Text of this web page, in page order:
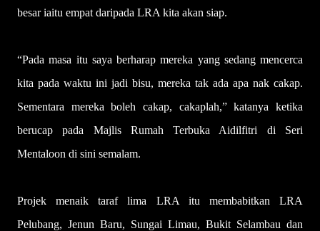
besar iaitu empat daripada LRA kita akan siap.
“Pada masa itu saya berharap mereka yang sedang mencerca
kita pada waktu ini jadi bisu, mereka tak ada apa nak cakap.
Sementara mereka boleh cakap, cakaplah,” katanya ketika
berucap pada Majlis Rumah Terbuka Aidilfitri di Seri
Mentaloon di sini semalam.
Projek menaik taraf lima LRA itu membabitkan LRA
Pelubang, Jenun Baru, Sungai Limau, Bukit Selambau dan